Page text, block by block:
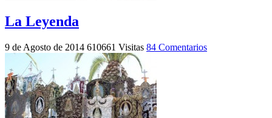
La Leyenda
9 de Agosto de 2014 610661 Visitas 84 Comentarios